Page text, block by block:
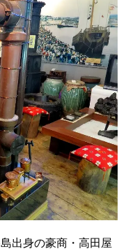
出身の豪商・高田屋